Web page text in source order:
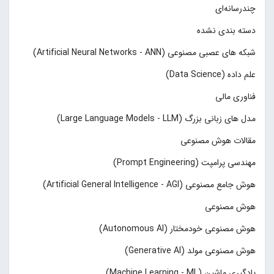
چند‌‌رسانه‌ای
دسته بندی نشده
شبکه های عصبی مصنوعی (Artificial Neural Networks - ANN)
علم داده (Data Science)
فناوری مالی
مدل های زبانی بزرگ (Large Language Models - LLM)
مقالات هوش مصنوعی
مهندسی پرامپت (Prompt Engineering)
هوش جامع مصنوعی (Artificial General Intelligence - AGI)
هوش مصنوعی
هوش مصنوعی خودمختار (Autonomous AI)
هوش مصنوعی مولد (Generative AI)